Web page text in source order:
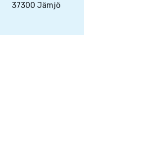
37300 Jämjö